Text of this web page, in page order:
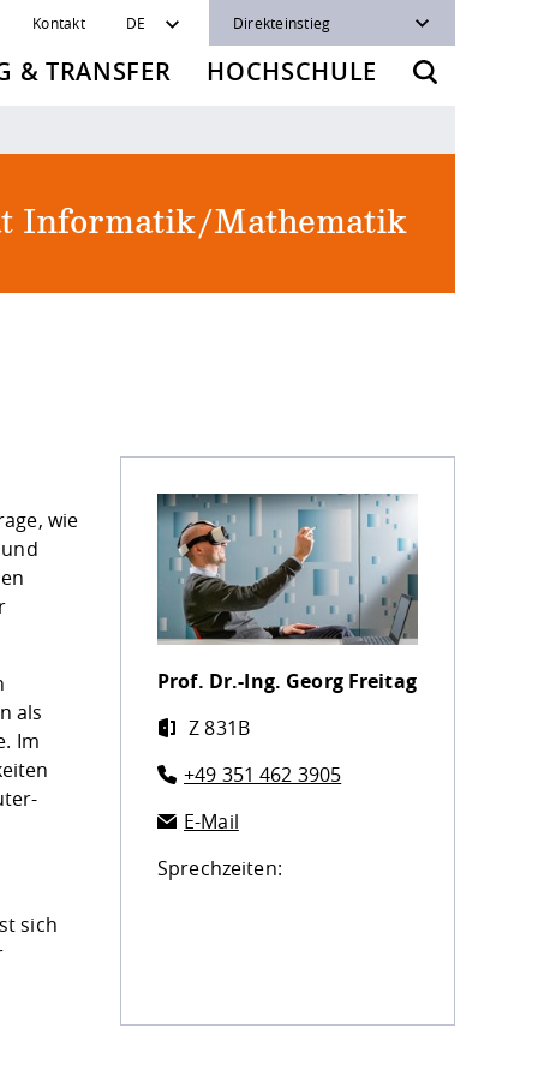
Kontakt DE Direkteinstieg
& TRANSFER HOCHSCHULE
Informatik/Mathematik
wie
als
Im
sich
Prof. Dr.-Ing. Georg Freitag
Z 831B
+49 351 462 3905
E-Mail
Sprechzeiten: